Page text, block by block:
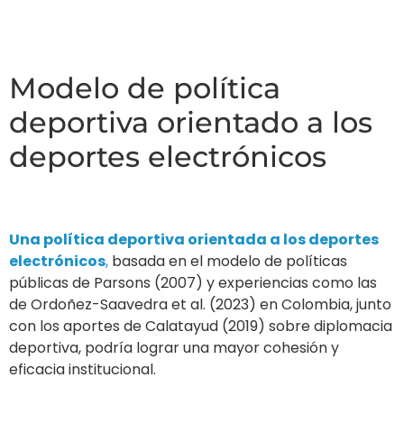
Modelo de política
deportiva orientado a los
deportes electrónicos
Una política deportiva orientada a los deportes
electrónicos, basada en el modelo de políticas
públicas de Parsons (2007) y experiencias como las
de Ordoñez-Saavedra et al. (2023) en Colombia, junto
con los aportes de Calatayud (2019) sobre diplomacia
deportiva, podría lograr una mayor cohesión y
eficacia institucional.